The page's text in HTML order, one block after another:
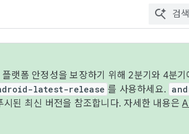
랫폼 안정성을 보장하기 위해 2분기와 4분
latest-release 를 사용하세요.
된 최신 버전을 참조합니다. 자세한 내용은